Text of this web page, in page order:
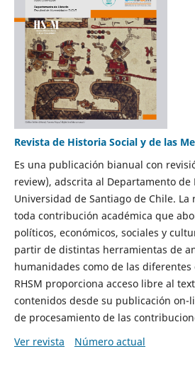
Revista de Historia Social y de las
Es una publicación bianual con
review), adscrita al Departamento de
Universidad de Santiago de Chile. La
toda contribución académica que
políticos, económicos, sociales y
partir de distintas herramientas de
humanidades como de las diferentes
RHSM proporciona acceso libre al
contenidos desde su publicación on-
de procesamiento de las
Ver revista
Número actual